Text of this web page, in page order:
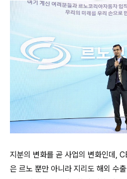
지분의 변화를 곧 사업의 변화인데,
은 르노 뿐만 아니라 지리도 해외 수